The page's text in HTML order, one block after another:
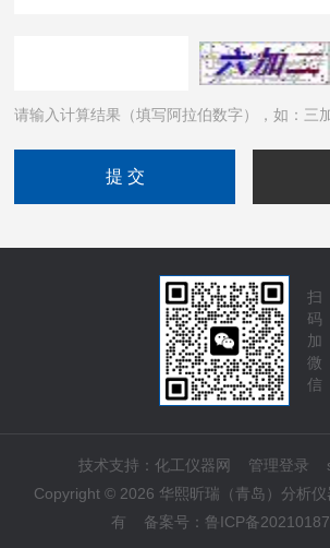
请输入计算结果（填写阿拉伯数字），如：三
扫
码
加
微
信
技术支持： 化工仪器网 管理登录
Copyright © 2026 华熙昕瑞（青岛）分析
有 备案号： 鲁ICP备